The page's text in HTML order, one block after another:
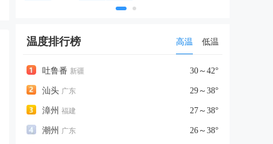
温度排行榜 高温 低温
吐鲁番 新疆 30～42°
汕头 广东 29～38°
漳州 福建 27～38°
潮州 广东 26～38°